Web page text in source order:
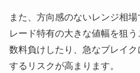
また、方向感のないレンジ相
レード特有の大きな値幅を狙
数料負けしたり、急なブレイク
するリスクが高まります。